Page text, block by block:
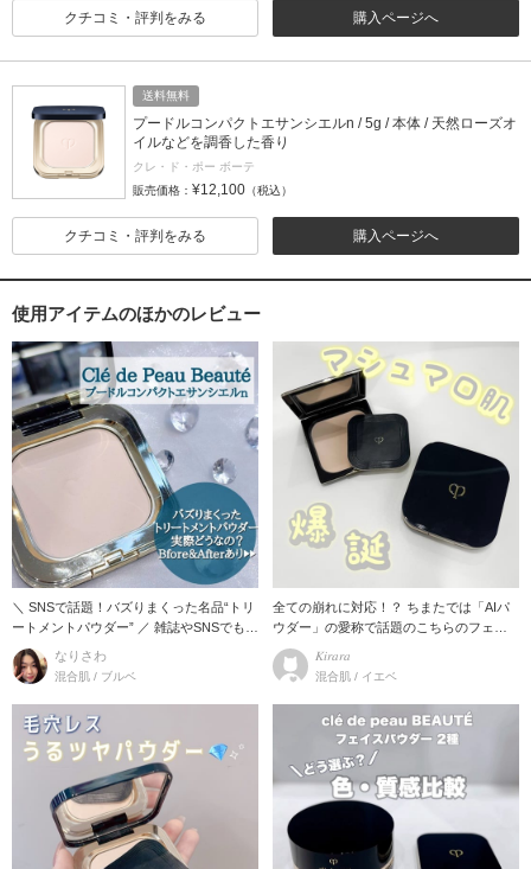
購入ページへ
クチコミ・評判をみる
送料無料
プードルコンパクトエサンシエルn / 5g / 本体 / 天然ローズオ
イルなどを調香した香り
クレ・ド・ポー ボーテ
販売価格： ¥12,100 （税込）
購入ページへ
クチコミ・評判をみる
使用アイテムのほかのレビュー
＼ SNSで話題！バズりまくった名品“トリ
ートメントパウダー” ／ 雑誌やSNSでも多
く
なりさわ
混合肌 / ブルベ
全ての崩れに対応！？ ちまたでは「AIパ
ウダー」の愛称で話題のこちらのフェイ
スパウダー！
𝐾𝑖𝑟𝑎𝑟𝑎
混合肌 / イエベ